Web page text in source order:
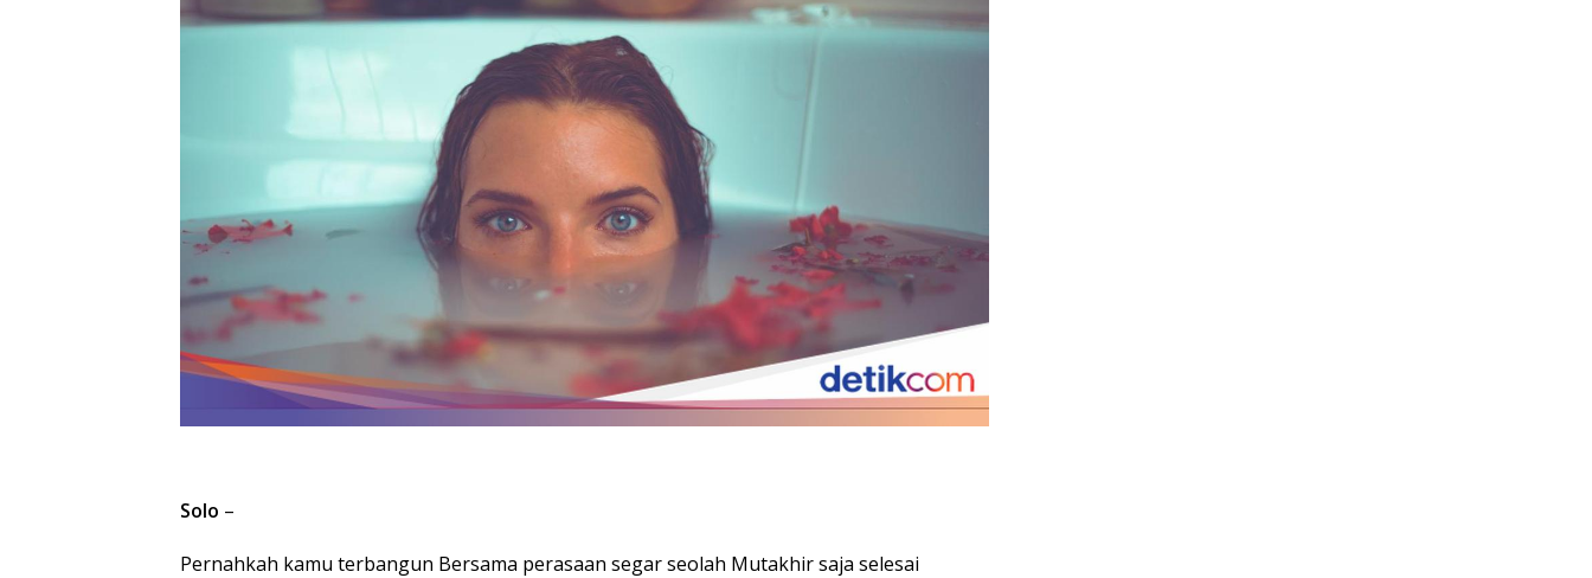
Solo –
Pernahkah kamu terbangun Bersama perasaan segar seolah Mutakhir saja selesai